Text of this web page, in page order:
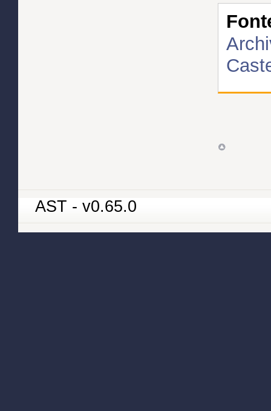
AST - v0.65.0